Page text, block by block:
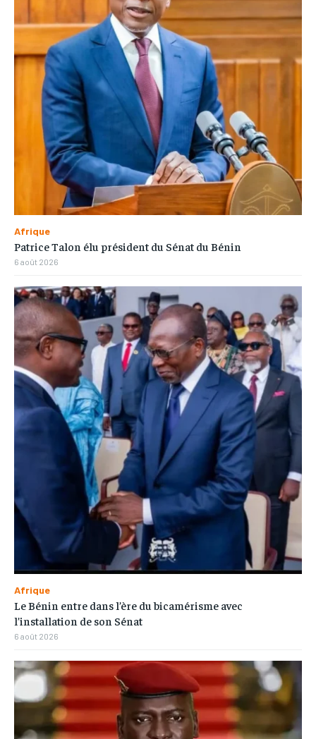
Afrique
Patrice Talon élu président du Sénat du Bénin
6 août 2026
Afrique
Le Bénin entre dans l’ère du bicamérisme avec
l’installation de son Sénat
6 août 2026